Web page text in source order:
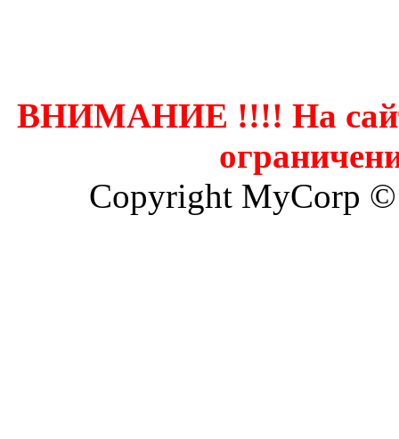
ВНИМАНИЕ !!!! На
Copyright MyCorp